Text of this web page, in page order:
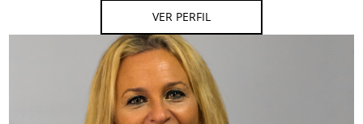
VER PERFIL